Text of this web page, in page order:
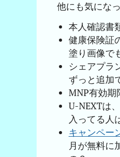
他にも気になっ
本人確認書
健康保険証
塗り画像で
シェアプラ
ずっと追加
MNP有効期
U-NEXTは
入ってる人
キャンペー
月が無料に